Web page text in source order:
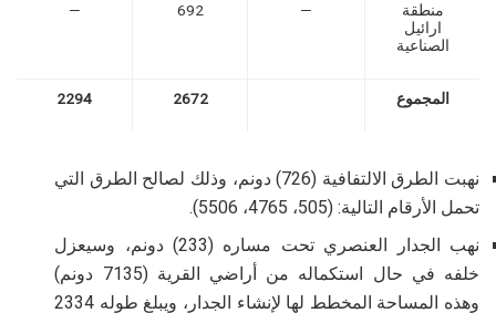
منطقة
ارائيل
الصناعية
—
692
—
المجموع 2672
2294
نهبت الطرق الالتفافية (726) دونم، وذلك لصالح الطرق التي
تحمل الأرقام التالية: (505، 4765، 5506).
نهب الجدار العنصري تحت مساره (233) دونم، وسيعزل
خلفه في حال استكماله من أراضي القرية (7135 دونم)
وهذه المساحة المخطط لها لإنشاء الجدار، ويبلغ طوله 2334